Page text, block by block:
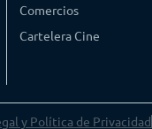
Comercios
Cartelera Cine
y Política de Privacidad